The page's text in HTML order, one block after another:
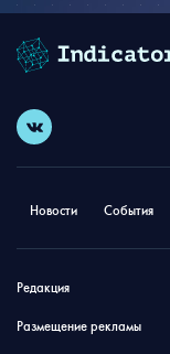
Новости События
Редакция
Размещение рекламы